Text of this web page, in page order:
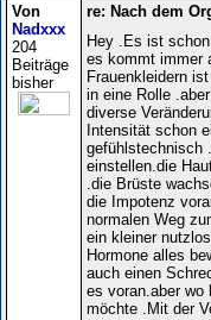
Von
Nadxxx
204
Beiträge
bisher
re: Nach dem
Hey .Es ist
es kommt immer
Frauenkleidern
in eine Rolle
diverse
Intensität schon
gefühlstechnisch
einstellen.die
.die Brüste
die Impotenz
normalen Weg
ein kleiner
Hormone alles
auch einen
es voran.aber wo
möchte .Mit der